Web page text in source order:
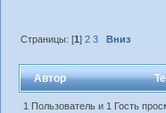
Страницы: [1]2 3 Вниз
Автор
1 Пользователь и 1 Гость